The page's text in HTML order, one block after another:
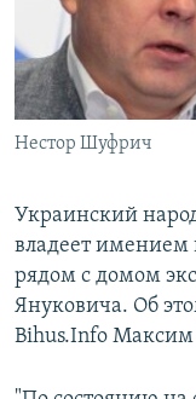
ПОБЕДИТЕЛЕЙ НЕ
ELIFBE
УКРАИНСКАЯ
ПРИСОЕДИНЯЙТЕСЬ!
Нестор Шуфрич
Украинский
владеет имением
рядом с домом
Януковича. Об
Bihus.Info Максим